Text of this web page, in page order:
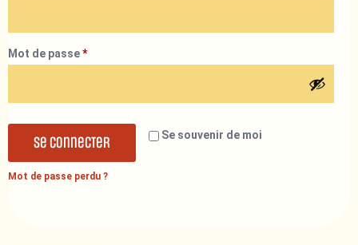
Mot de passe*
Se souvenir de moi
Se connecter
Mot de passe perdu ?